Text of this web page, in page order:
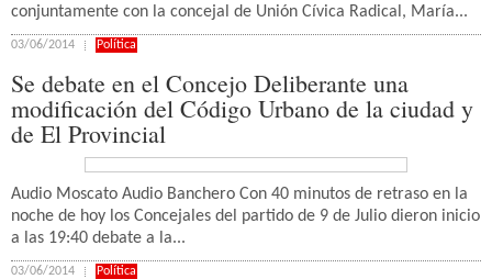
conjuntamente con la concejal de Unión Cívica Radical, María...
03/06/2014 Política
Se debate en el Concejo Deliberante una
modificación del Código Urbano de la ciudad y
de El Provincial
Audio Moscato Audio Banchero Con 40 minutos de retraso en la
noche de hoy los Concejales del partido de 9 de Julio dieron inicio
a las 19:40 debate a la...
03/06/2014 Política